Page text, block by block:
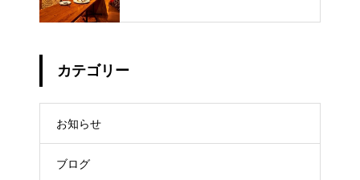
カテゴリー
お知らせ
ブログ